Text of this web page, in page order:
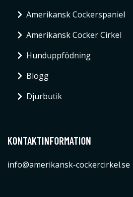
Amerikansk Cockerspaniel
Amerikansk Cocker Cirkel
Hunduppfödning
Blogg
Djurbutik
KONTAKTINFORMATION
info@amerikansk-cockercirkel.se